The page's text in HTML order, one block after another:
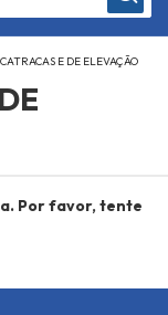
E DE ELEVAÇÃO
Por favor, tente